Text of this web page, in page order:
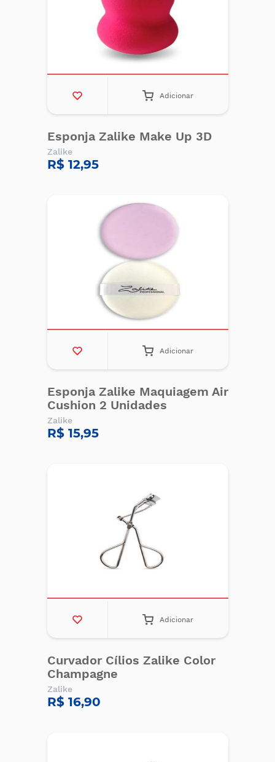
Adicionar
Esponja Zalike Make Up 3D
Zalike
R$ 12,95
Adicionar
Esponja Zalike Maquiagem Air
Cushion 2 Unidades
Zalike
R$ 15,95
Adicionar
Curvador Cílios Zalike Color
Champagne
Zalike
R$ 16,90